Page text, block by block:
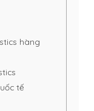
hàng
tế